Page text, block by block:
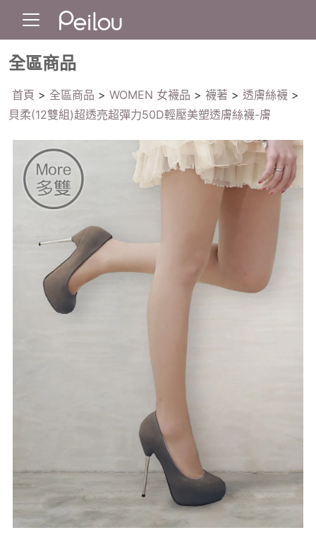
全區商品
首頁 > 全區商品 > WOMEN 女襪品 > 襪著 > 透膚絲襪 >
貝柔(12雙組)超透亮超彈力50D輕壓美塑透膚絲襪-膚